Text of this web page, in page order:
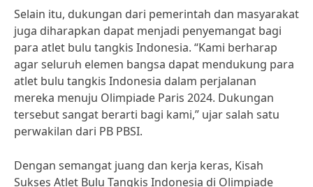
Selain itu, dukungan dari pemerintah dan masyarakat
juga diharapkan dapat menjadi penyemangat bagi
para atlet bulu tangkis Indonesia. “Kami berharap
agar seluruh elemen bangsa dapat mendukung para
atlet bulu tangkis Indonesia dalam perjalanan
mereka menuju Olimpiade Paris 2024. Dukungan
tersebut sangat berarti bagi kami,” ujar salah satu
perwakilan dari PB PBSI.
Dengan semangat juang dan kerja keras, Kisah
Sukses Atlet Bulu Tangkis Indonesia di Olimpiade